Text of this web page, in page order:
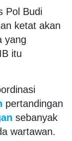
Pol Budi
ketat akan
yang
itu
pertandingan
sebanyak
wartawan.